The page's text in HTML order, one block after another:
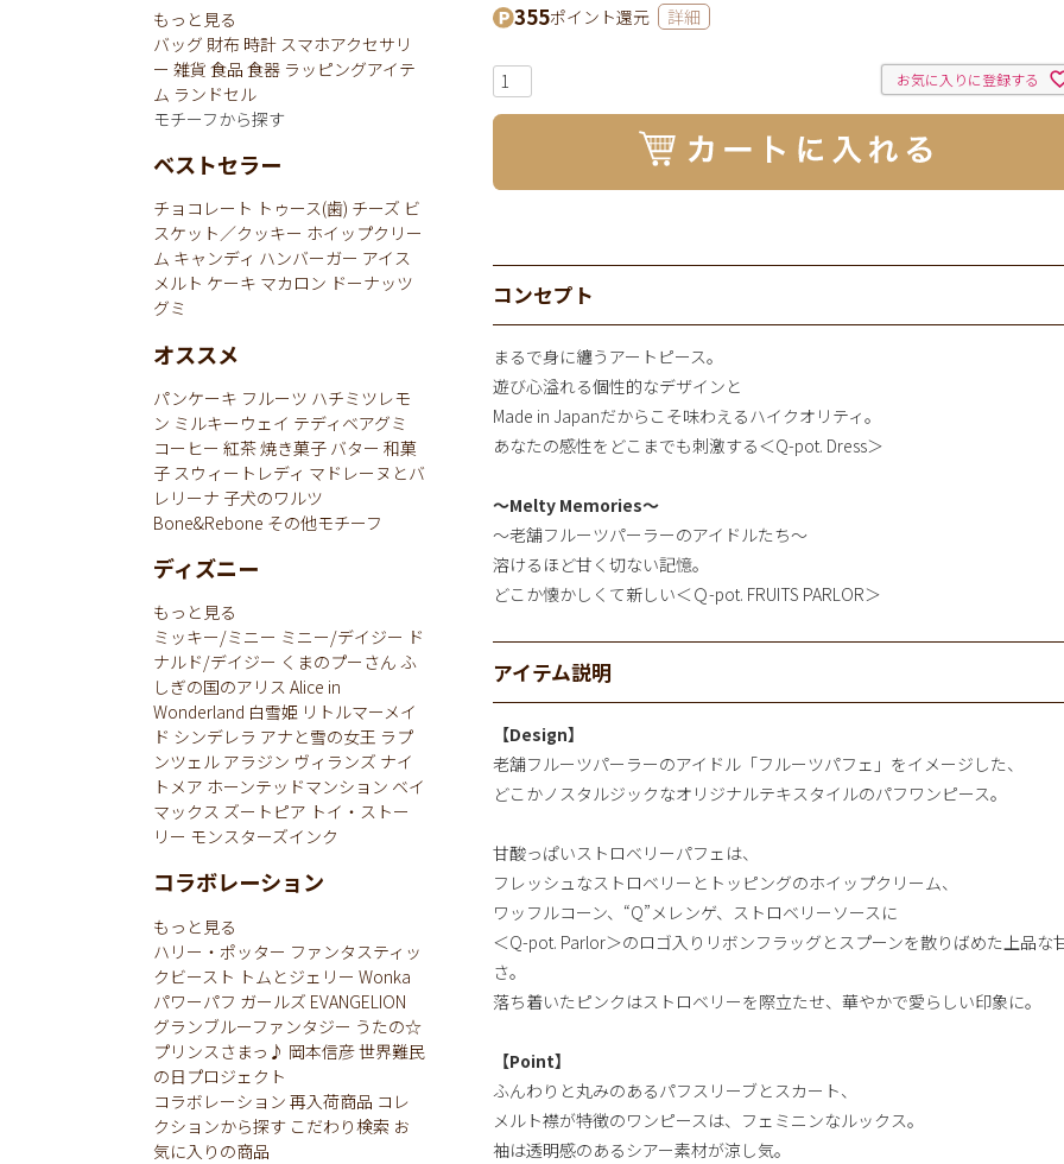
355ポイント還元 詳細
お気に入りに登録する
コンセプト
まるで身に纏うアートピース。
遊び心溢れる個性的なデザインと
Made in Japanだからこそ味わえるハイクオリティ。
あなたの感性をどこまでも刺激する＜Q-pot. Dress＞
～Melty Memories～
～老舗フルーツパーラーのアイドルたち～
溶けるほど甘く切ない記憶。
どこか懐かしくて新しい＜Ｑ-pot. FRUITS PARLOR＞
アイテム説明
【Design】
老舗フルーツパーラーのアイドル「フルーツパフェ」をイメージした、
どこかノスタルジックなオリジナルテキスタイルのパフワンピース。
甘酸っぱいストロベリーパフェは、
フレッシュなストロベリーとトッピングのホイップクリーム、
ワッフルコーン、“Q”メレンゲ、ストロベリーソースに
＜Q-pot. Parlor＞のロゴ入りリボンフラッグとスプーンを散りばめた上品な
さ。
落ち着いたピンクはストロベリーを際立たせ、華やかで愛らしい印象に。
【Point】
ふんわりと丸みのあるパフスリーブとスカート、
メルト襟が特徴のワンピースは、フェミニンなルックス。
袖は透明感のあるシアー素材が涼し気。
もっと見る
バッグ 財布 時計 スマホアクセサリ
ー 雑貨 食品 食器 ラッピングアイテ
ム ランドセル
モチーフから探す
ベストセラー
チョコレート トゥース(歯) チーズ ビ
スケット／クッキー ホイップクリー
ム キャンディ ハンバーガー アイス
メルト ケーキ マカロン ドーナッツ
グミ
オススメ
パンケーキ フルーツ ハチミツレモ
ン ミルキーウェイ テディベアグミ
コーヒー 紅茶焼き菓子 バター 和菓
子 スウィートレディ マドレーヌとバ
レリーナ 子犬のワルツ
Bone&Rebone その他モチーフ
ディズニー
もっと見る
ミッキー/ミニー ミニー/デイジー ド
ナルド/デイジー くまのプーさん ふ
しぎの国のアリス Alice in
Wonderland 白雪姫 リトルマーメイ
ド シンデレラ アナと雪の女王 ラプ
ンツェル アラジン ヴィランズ ナイ
トメア ホーンテッドマンション ベイ
マックス ズートピア トイ・ストー
リー モンスターズインク
コラボレーション
もっと見る
ハリー・ポッター ファンタスティッ
クビースト トムとジェリー Wonka
パワーパフ ガールズ EVANGELION
グランブルーファンタジー うたの☆
プリンスさまっ♪ 岡本信彦世界難民
の日プロジェクト
コラボレーション 再入荷商品 コレ
クションから探す こだわり検索 お
気に入りの商品